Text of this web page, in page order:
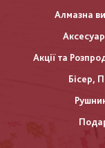
Алмазна
Акції та
Бісер,